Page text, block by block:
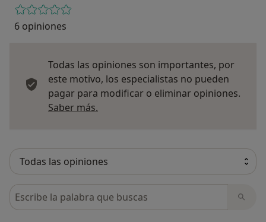
6 opiniones
Todas las opiniones son importantes, por
este motivo, los especialistas no pueden
pagar para modificar o eliminar opiniones.
Saber más.
Busca en opiniones